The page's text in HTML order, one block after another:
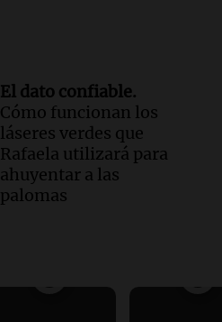
El dato confiable.
Cómo funcionan los
láseres verdes que
Rafaela utilizará para
ahuyentar a las
palomas